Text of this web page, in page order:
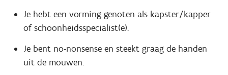
Je hebt een vorming genoten als kapster/kapper
of schoonheidsspecialist(e).
Je bent no-nonsense en steekt graag de handen
uit de mouwen.